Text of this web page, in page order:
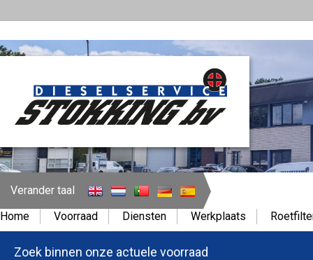
Verander taal
Home
Voorraad Diensten Werkplaats
Zoek binnen onze actuele voorraad